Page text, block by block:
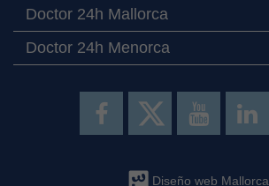
Doctor 24h Mallorca
Doctor 24h Menorca
Diseño web Mallorca